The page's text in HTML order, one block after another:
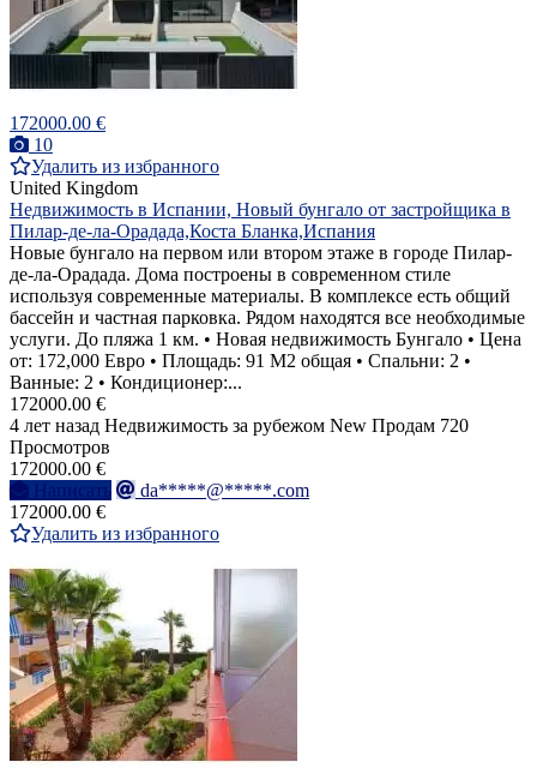
172000.00 €
10
Удалить из избранного
United Kingdom
Недвижимость в Испании, Новый бунгало от застройщика в
Пилар-де-ла-Орадада,Коста Бланка,Испания
Новые бунгало на первом или втором этаже в городе Пилар-
де-ла-Орадада. Дома построены в современном стиле
используя современные материалы. В комплексе есть общий
бассейн и частная парковка. Рядом находятся все необходимые
услуги. До пляжа 1 км. • Новая недвижимость Бунгало • Цена
от: 172,000 Евро • Площадь: 91 M2 общая • Спальни: 2 •
Ванные: 2 • Кондиционер:...
172000.00 €
4 лет назад Недвижимость за рубежом New Продам 720
Просмотров
172000.00 €
Написать
da*****@*****.com
172000.00 €
Удалить из избранного